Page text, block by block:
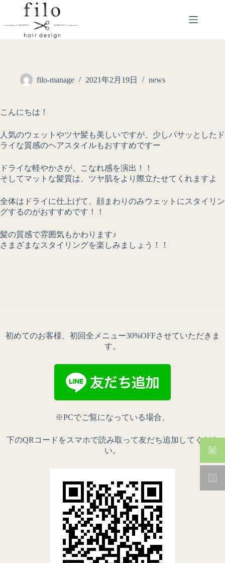
filo-manage 2021年2月19日 news
こんにちは！
人気のウェットやツヤ髪も美しいですが、少しパサッとしたド
ライな質感のヘアスタイルもおすすめですー
ドライな軽やかさが、こなれ感を演出！！
そしてマットな髪質は、ツヤ肌をより際立たせてくれますよ
全体はドライに仕上げて、顔まわりのみウェットにスタイリン
グするのがおすすめです！！
髪の質感で雰囲気もかわります♪
さまざまなスタイリングを楽しみましょう！！
初めてのお客様、初回全メニュー30%OFFさせていただきま
す。
※PCでご覧になっている場合、
下のQRコードをスマホで読み取って友だち追加してくださ
い。